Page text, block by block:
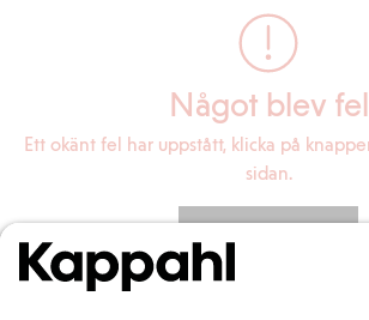
Något blev fel
Ett okänt fel har uppstått, klicka på
sidan.